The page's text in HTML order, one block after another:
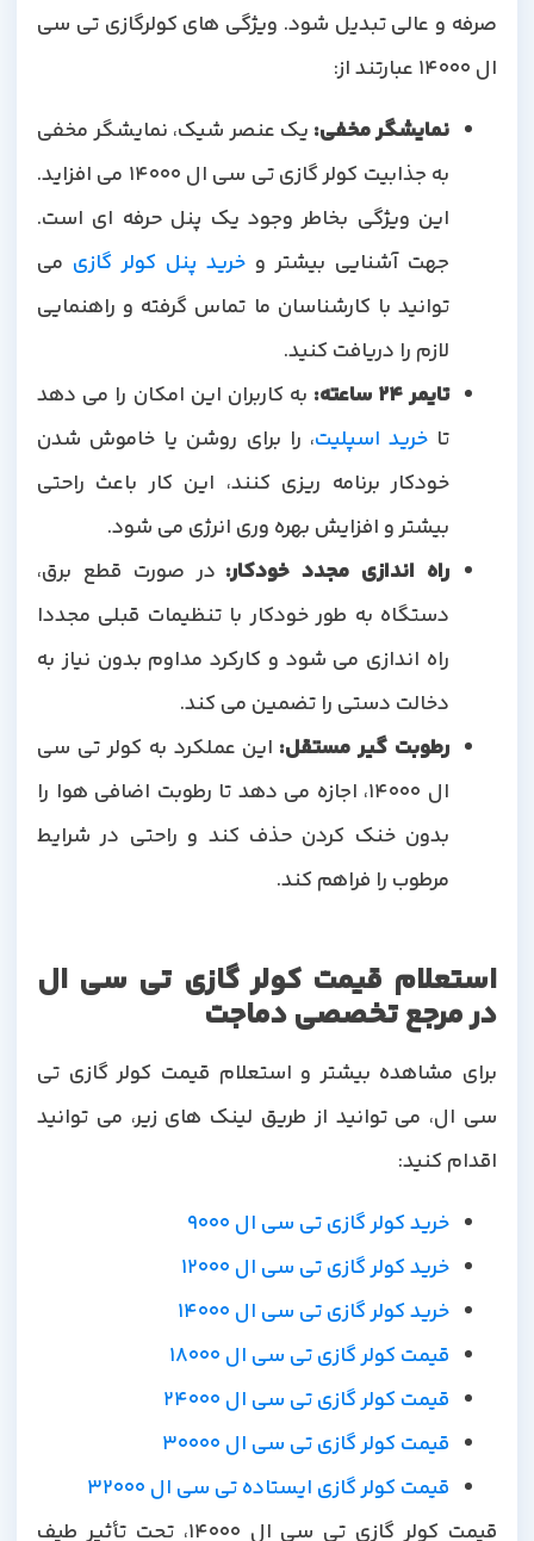
صرفه و عالی تبدیل شود. ویژگی های کولرگازی تی سی
نمایشگر مخفی:یک عنصر شیک، نمایشگر مخفی
به جذابیت کولر گازی تی سی ال 14000 می افزاید.
این ویژگی بخاطر وجود یک پنل حرفه ای است.
جهت آشنایی بیشتر وخرید پنل کولر گازیمی
توانید با کارشناسان ما تماس گرفته و راهنمایی
لازم را دریافت کنید.
تایمر 24 ساعته
:به کاربران این امکان را می دهد
خرید اسپلیت، را برای روشن یا خاموش شدن
خودکار برنامه ریزی کنند، این کار باعث راحتی
بیشتر و افزایش بهره وری انرژی می شود.
راه اندازی مجدد خودکار:در صورت قطع برق،
دستگاه به طور خودکار با تنظیمات قبلی مجددا
راه اندازی می شود و کارکرد مداوم بدون نیاز به
دخالت دستی را تضمین می کند.
رطوبت گیر مستقل:این عملکرد به کولر تی سی
ال 14000، اجازه می دهد تا رطوبت اضافی هوا را
بدون خنک کردن حذف کند و راحتی در شرایط
مرطوب را فراهم کند.
استعلام قیمت کولر گازی تی سی ال
در مرجع تخصصی دماجت
برای مشاهده بیشتر و استعلام قیمت کولر گازی تی
سی ال، می توانید از طریق لینک های زیر، می توانید
اقدام کنید:
خرید کولر گازی تی سی ال 9000
خرید کولر گازی تی سی ال 12000
خرید کولر گازی تی سی ال 14000
قیمت کولر گازی تی سی ال 18000
قیمت کولر گازی تی سی ال 24000
قیمت کولر گازی تی سی ال 30000
قیمت کولر گازی ایستاده تی سی ال 32000
قیمت کولر گازی تی سی ال 14000، تحت تأثیر طیف